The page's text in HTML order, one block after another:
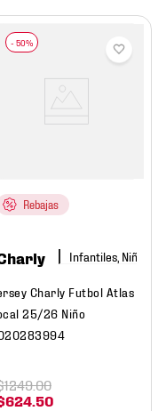
Rebajas
Infantiles, Niño
Charly Futbol Atlas
25/26 Niño
624.50
1249.00